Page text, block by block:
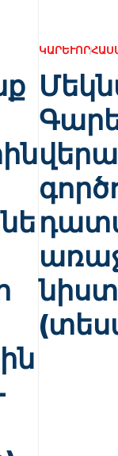
ԿԱՐԵՒՈՐ